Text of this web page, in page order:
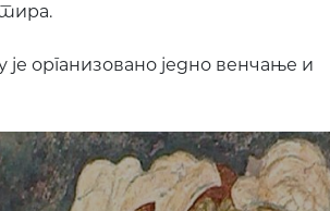
организовано једно венчање и